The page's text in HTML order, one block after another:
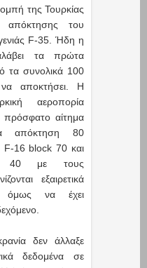
της Τουρκίας
του
F-35. Ήδη η
τα πρώτα
τα συνολικά 100
αποκτήσει. H
αεροπορία
πρόσφατο αίτημα
απόκτηση 80
F-16 block 70 και
40 με τους
εξαιρετικά
όμως να έχει
δεν άλλαξε
δεδομένα σε